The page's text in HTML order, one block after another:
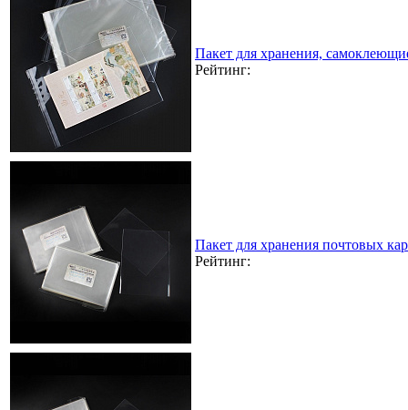
Пакет для хранения,
Рейтинг:
Пакет для хранения почтовых
Рейтинг: